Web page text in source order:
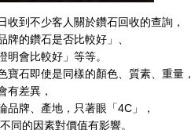
收到不少客人關於鑽石回收的查詢，
牌的鑽石是否比較好」、
明會比較好」等等。
寶石即使是同樣的顏色、質素、重量，
有差異，
品牌、產地，只著眼「4C」，
同的因素對價值有影響。